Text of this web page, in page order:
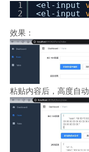
1
2
<el-input
<el-input
效果：
粘贴内容后，高度自